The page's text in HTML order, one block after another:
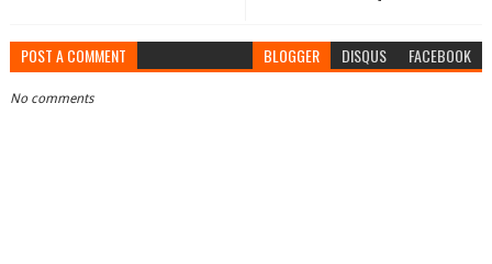
POST A COMMENT BLOGGER DISQUS FACEBOOK
No comments